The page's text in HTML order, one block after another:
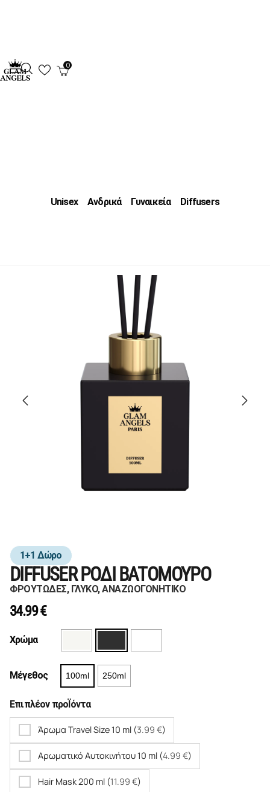
0
Unisex Ανδρικά Γυναικεία Diffusers
1+1 Δώρο
DIFFUSER ΡΟΔΙ ΒΑΤΟΜΟΥΡΟ
ΦΡΟΥΤΩΔΕΣ, ΓΛΥΚΟ, ΑΝΑΖΩΟΓΟΝΗΤΙΚΟ
34.99€
Χρώμα
Μέγεθος 100ml 250ml
Επιπλέον προΪόντα
Άρωμα Travel Size 10 ml (3.99 €)
Αρωματικό Αυτοκινήτου 10 ml (4.99 €)
Hair Mask 200 ml (11.99 €)